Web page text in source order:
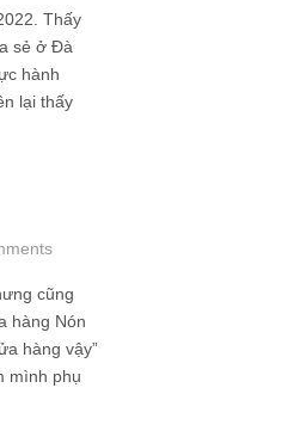
Thấy
sẻ ở Đà
hành
lại thấy
cũng
hàng Nón
hàng vậy”
mình phụ